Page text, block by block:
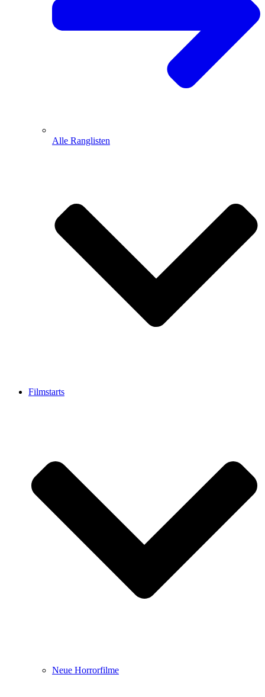
Alle Ranglisten
Filmstarts
Neue Horrorfilme